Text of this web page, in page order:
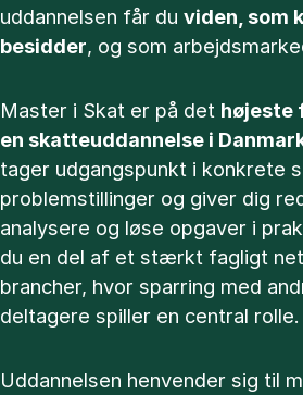
uddannelsen får du viden, som
besidder, og som
Master i Skat er på det højeste
en skatteuddannelse i
tager udgangspunkt i konkrete
problemstillinger og giver dig
analysere og løse opgaver i
du en del af et stærkt fagligt
brancher, hvor sparring med
deltagere spiller en central rolle.
Uddannelsen henvender sig til